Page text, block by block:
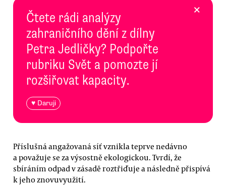
Čtete rádi analýzy
zahraničního dění z dílny
Petra Jedličky? Podpořte
rubriku Svět a pomozte jí
rozšiřovat kapacity.
♥ Daruji
×
Příslušná angažovaná síť vznikla teprve nedávno
a považuje se za výsostně ekologickou. Tvrdí, že
sbíráním odpad v zásadě roztřiďuje a následně přispívá
k jeho znovuvyužití.